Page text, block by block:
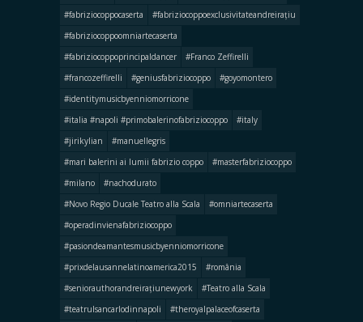
#fabriziocoppocaserta
#fabriziocoppoexclusivitateandreirațiu
#fabriziocoppoomniartecaserta
#fabriziocoppoprincipaldancer
#Franco Zeffirelli
#francozeffirelli
#geniusfabriziocoppo
#goyomontero
#identitymusicbyenniomorricone
#italia #napoli #primobalerinofabriziocoppo
#italy
#jirikylian
#manuellegris
#mari balerini ai lumii fabrizio coppo
#masterfabriziocoppo
#milano
#nachodurato
#Novo Regio Ducale Teatro alla Scala
#omniartecaserta
#operadinvienafabriziocoppo
#pasiondeamantesmusicbyenniomorricone
#prixdelausannelatinoamerica2015
#românia
#seniorauthorandreirațiunewyork
#Teatro alla Scala
#teatrulsancarlodinnapoli
#theroyalpalaceofcaserta